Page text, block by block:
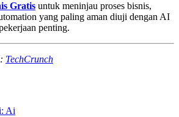
Gratis untuk meninjau proses bisnis,
yang paling aman diuji dengan AI
penting.
TechCrunch
Ai